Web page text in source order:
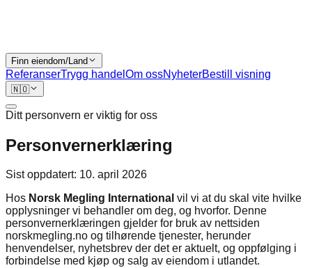
Finn eiendom/Land
ReferanserTrygg handel Om ossNyheterBestill visning
🇳🇴
Ditt personvern er viktig for oss
Personvernerklæring
Sist oppdatert: 10. april 2026
Hos Norsk Megling International vil vi at du skal vite hvilke
opplysninger vi behandler om deg, og hvorfor. Denne
personvernerklæringen gjelder for bruk av nettsiden
norskmegling.no og tilhørende tjenester, herunder
henvendelser, nyhetsbrev der det er aktuelt, og oppfølging i
forbindelse med kjøp og salg av eiendom i utlandet.